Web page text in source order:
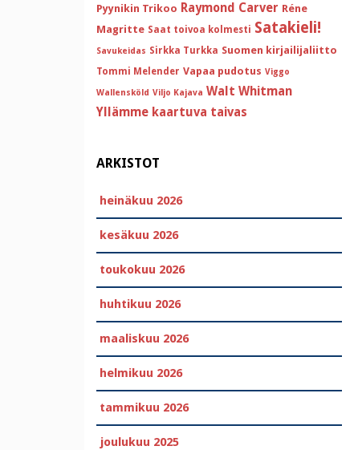
Pyynikin Trikoo Raymond Carver Réne
Magritte Saat toivoa kolmesti Satakieli!
Savukeidas Sirkka Turkka Suomen kirjailijaliitto
Tommi Melender Vapaa pudotus Viggo
Wallensköld Viljo Kajava Walt Whitman
Yllämme kaartuva taivas
ARKISTOT
heinäkuu 2026
kesäkuu 2026
toukokuu 2026
huhtikuu 2026
maaliskuu 2026
helmikuu 2026
tammikuu 2026
joulukuu 2025